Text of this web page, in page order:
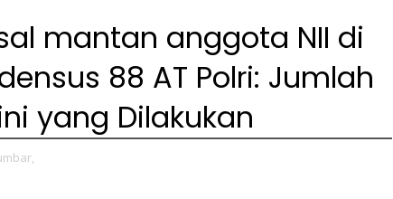
mantan anggota NII di
88 AT Polri: Jumlah
yang Dilakukan